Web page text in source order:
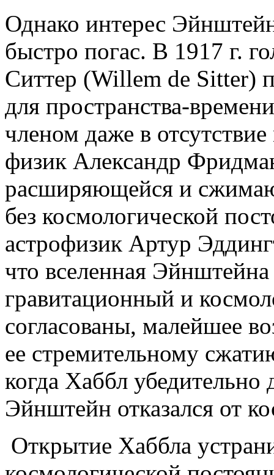
Однако интерес
быстро погас. В 1917 г.
Ситтер (Willem de Sitter)
для пространства-
членом даже в
физик Александр
расширяющейся и
без космологической
астрофизик Артур
что вселенная
гравитационный и
согласованы, малейшее
ее стремительному
когда Хаббл
Эйнштейн отказался от
Открытие Хаббла